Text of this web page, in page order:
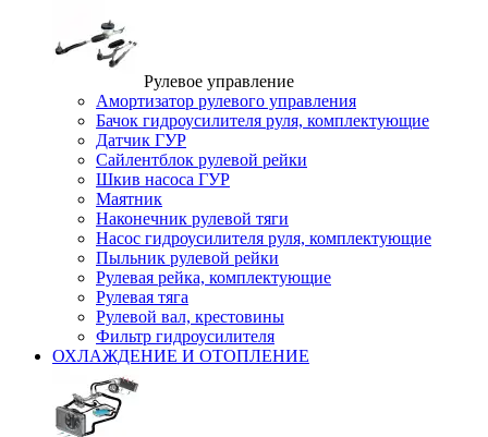
Рулевое управление
Амортизатор рулевого управления
Бачок гидроусилителя руля, комплектующие
Датчик ГУР
Сайлентблок рулевой рейки
Шкив насоса ГУР
Маятник
Наконечник рулевой тяги
Насос гидроусилителя руля, комплектующие
Пыльник рулевой рейки
Рулевая рейка, комплектующие
Рулевая тяга
Рулевой вал, крестовины
Фильтр гидроусилителя
ОХЛАЖДЕНИЕ И ОТОПЛЕНИЕ